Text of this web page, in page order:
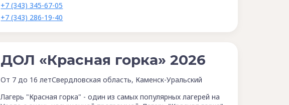
+7 (343) 345-67-05
+7 (343) 286-19-40
ДОЛ «Красная горка» 2026
От 7 до 16 летСвердловская область, Каменск-Уральский
Лагерь "Красная горка" - один из самых популярных лагерей на